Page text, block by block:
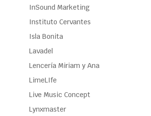
InSound Marketing
Instituto Cervantes
Isla Bonita
Lavadel
Lencería Miriam y Ana
LimeLIfe
Live Music Concept
Lynxmaster